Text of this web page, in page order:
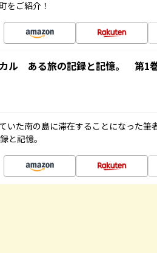
をご紹介！
ル ある旅の記録と記憶。 第1
いた南の島に滞在することになった筆
と記憶。